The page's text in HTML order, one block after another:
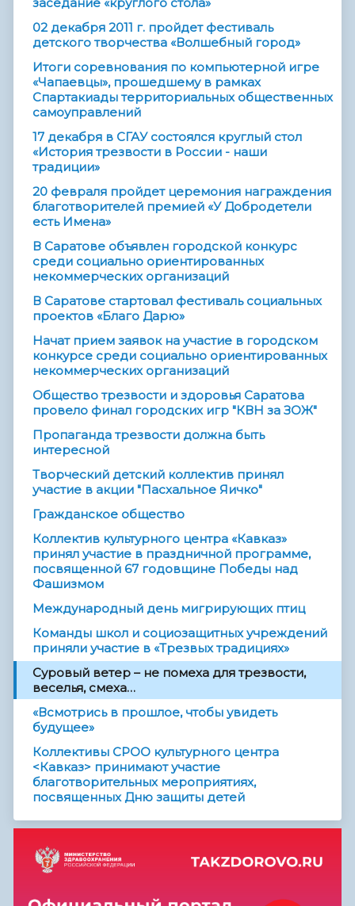
02 декабря 2011 г. пройдет фестиваль
детского творчества «Волшебный город»
Итоги соревнования по компьютерной игре
«Чапаевцы», прошедшему в рамках
Спартакиады территориальных общественных
самоуправлений
17 декабря в СГАУ состоялся круглый стол
«История трезвости в России - наши
традиции»
20 февраля пройдет церемония награждения
благотворителей премией «У Добродетели
есть Имена»
В Саратове объявлен городской конкурс
среди социально ориентированных
некоммерческих организаций
В Саратове стартовал фестиваль социальных
проектов «Благо Дарю»
Начат прием заявок на участие в городском
конкурсе среди социально ориентированных
некоммерческих организаций
Общество трезвости и здоровья Саратова
провело финал городских игр "КВН за ЗОЖ"
Пропаганда трезвости должна быть
интересной
Творческий детский коллектив принял
участие в акции "Пасхальное Яичко"
Гражданское общество
Коллектив культурного центра «Кавказ»
принял участие в праздничной программе,
посвященной 67 годовщине Победы над
Фашизмом
Междунаро­­дный день мигрирующи­­х птиц
Команды школ и социозащитных учреждений
приняли участие в «Трезвых традициях»
Суровый ветер – не помеха для трезвости,
веселья, смеха…
«Всмотрись в прошлое, чтобы увидеть
будущее»
Коллективы СРОО культурного центра
<Кавказ> принимают участие
благотворительных мероприятиях,
посвященных Дню защиты детей